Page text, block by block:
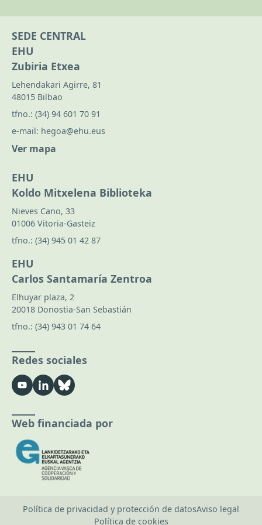
SEDE CENTRAL
EHU
Zubiria Etxea
Lehendakari Agirre, 81
48015 Bilbao
tfno.: (34) 94 601 70 91
e-mail: hegoa@ehu.eus
Ver mapa
EHU
Koldo Mitxelena Biblioteka
Nieves Cano, 33
01006 Vitoria-Gasteiz
tfno.: (34) 945 01 42 87
EHU
Carlos Santamaría Zentroa
Elhuyar plaza, 2
20018 Donostia-San Sebastián
tfno.: (34) 943 01 74 64
Redes sociales
Web financiada por
Política de privacidad y protección de datosAviso legal
Política de cookies